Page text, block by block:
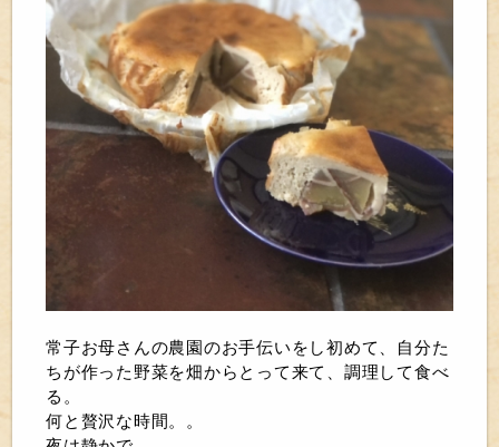
常子お母さんの農園のお手伝いをし初めて、自分た
ちが作った野菜を畑からとって来て、調理して食べ
る。
何と贅沢な時間。。